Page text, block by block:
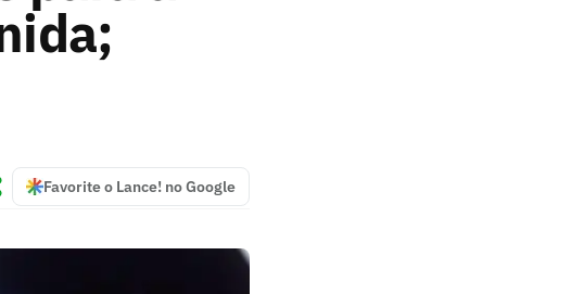
Favorite o Lance! no Google